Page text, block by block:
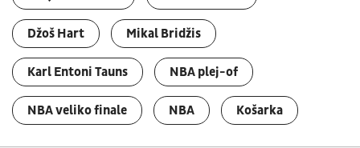
Džoš Hart Mikal Bridžis
Karl Entoni Tauns NBA plej-of
NBA veliko finale NBA Košarka